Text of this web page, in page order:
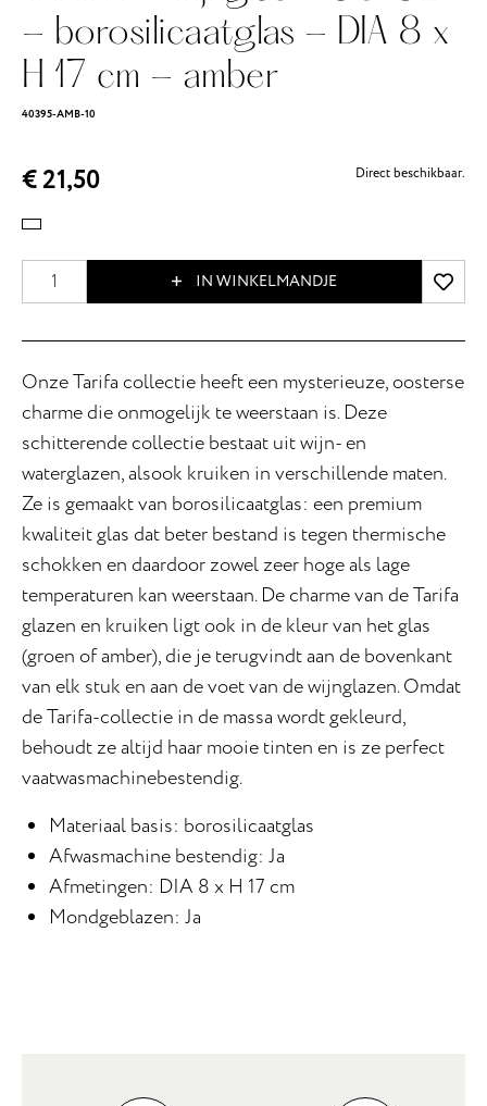
- borosilicaatglas - DIA 8 x
H 17 cm - amber
40395-AMB-10
€ 21,50 Direct beschikbaar.
IN WINKELMANDJE
Onze Tarifa collectie heeft een mysterieuze, oosterse
charme die onmogelijk te weerstaan is. Deze
schitterende collectie bestaat uit wijn- en
waterglazen, alsook kruiken in verschillende maten.
Ze is gemaakt van borosilicaatglas: een premium
kwaliteit glas dat beter bestand is tegen thermische
schokken en daardoor zowel zeer hoge als lage
temperaturen kan weerstaan. De charme van de Tarifa
glazen en kruiken ligt ook in de kleur van het glas
(groen of amber), die je terugvindt aan de bovenkant
van elk stuk en aan de voet van de wijnglazen. Omdat
de Tarifa-collectie in de massa wordt gekleurd,
behoudt ze altijd haar mooie tinten en is ze perfect
vaatwasmachinebestendig.
Materiaal basis: borosilicaatglas
Afwasmachine bestendig: Ja
Afmetingen: DIA 8 x H 17 cm
Mondgeblazen: Ja